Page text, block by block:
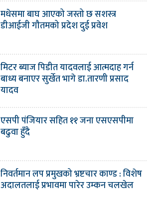
मधेसमा बाघ आएको जस्तो छ सशस्त्र
डीआईजी गौतमको प्रदेश दुई प्रवेश
मिटर ब्याज पिडीत यादवलाई आत्मदाह गर्न
बाध्य बनाएर सुर्खेत भागे डा.तारणी प्रसाद
यादव
एसपी पंजियार सहित ११ जना एसएसपीमा
बढुवा हुँदै
निवर्तमान लप प्रमुखको भ्रष्टचार काण्ड : विशेष
अदालतलाई प्रभावमा पारेर उम्कन चलखेल